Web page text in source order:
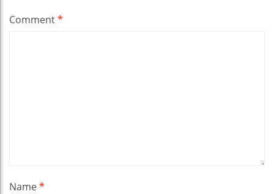
Comment*
Name*